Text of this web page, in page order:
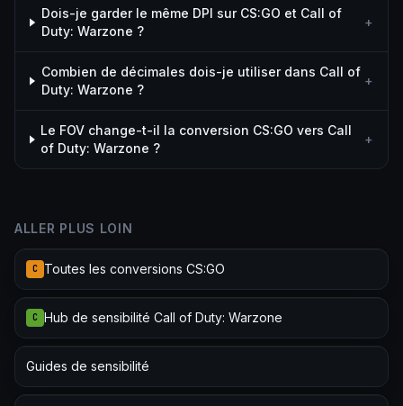
Dois-je garder le même DPI sur CS:GO et Call of
Duty: Warzone ?
+
Combien de décimales dois-je utiliser dans Call of
Duty: Warzone ?
+
Le FOV change-t-il la conversion CS:GO vers Call
of Duty: Warzone ?
+
ALLER PLUS LOIN
C Toutes les conversions CS:GO
C Hub de sensibilité Call of Duty: Warzone
Guides de sensibilité